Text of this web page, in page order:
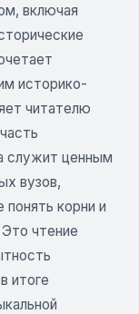
включая
историко-
читателю
служит ценным
вузов,
корни и
чтение
итоге